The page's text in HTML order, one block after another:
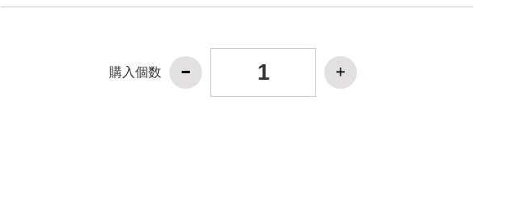
購入個数